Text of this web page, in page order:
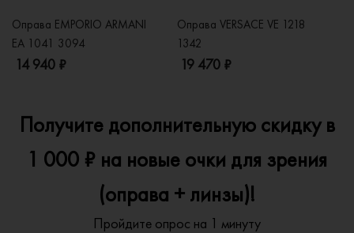
Оправа EMPORIO ARMANI
EA 1041 3094
14 940 ₽
Оправа VERSACE VE 1218
1342
19 470 ₽
Получите дополнительную скидку в
1 000 ₽ на новые очки для зрения
(оправа + линзы)!
Пройдите опрос на 1 минуту